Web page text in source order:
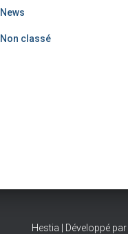
News
Non classé
Hestia | Développé par